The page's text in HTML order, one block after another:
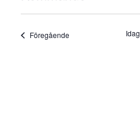
Välj
FöregåendeEvenemang Idag